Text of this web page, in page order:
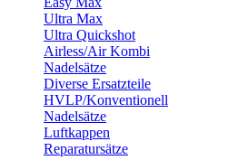
Ultra Max
Ultra Quickshot
Airless/Air Kombi
Nadelsätze
Diverse Ersatzteile
HVLP/Konventionell
Nadelsätze
Luftkappen
Reparatursätze